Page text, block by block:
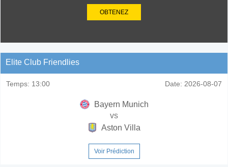
OBTENEZ
Elite Club Friendlies
Temps: 13:00 Date: 2026-08-07
Bayern Munich
vs
Aston Villa
Voir Prédiction